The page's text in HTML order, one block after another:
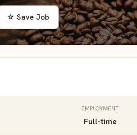
☆ Save Job
EMPLOYMENT
Full-time